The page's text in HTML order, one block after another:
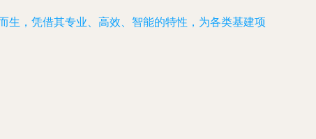
生，凭借其专业、高效、智能的特性，为各类基建项